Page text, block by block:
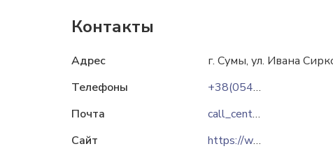
Контакты
Адрес
г. Сумы, ул. Ивана
Телефоны
+38(0542)659-659
Почта
call_center@soe.com.ua
Сайт
https://www.soe.com.ua